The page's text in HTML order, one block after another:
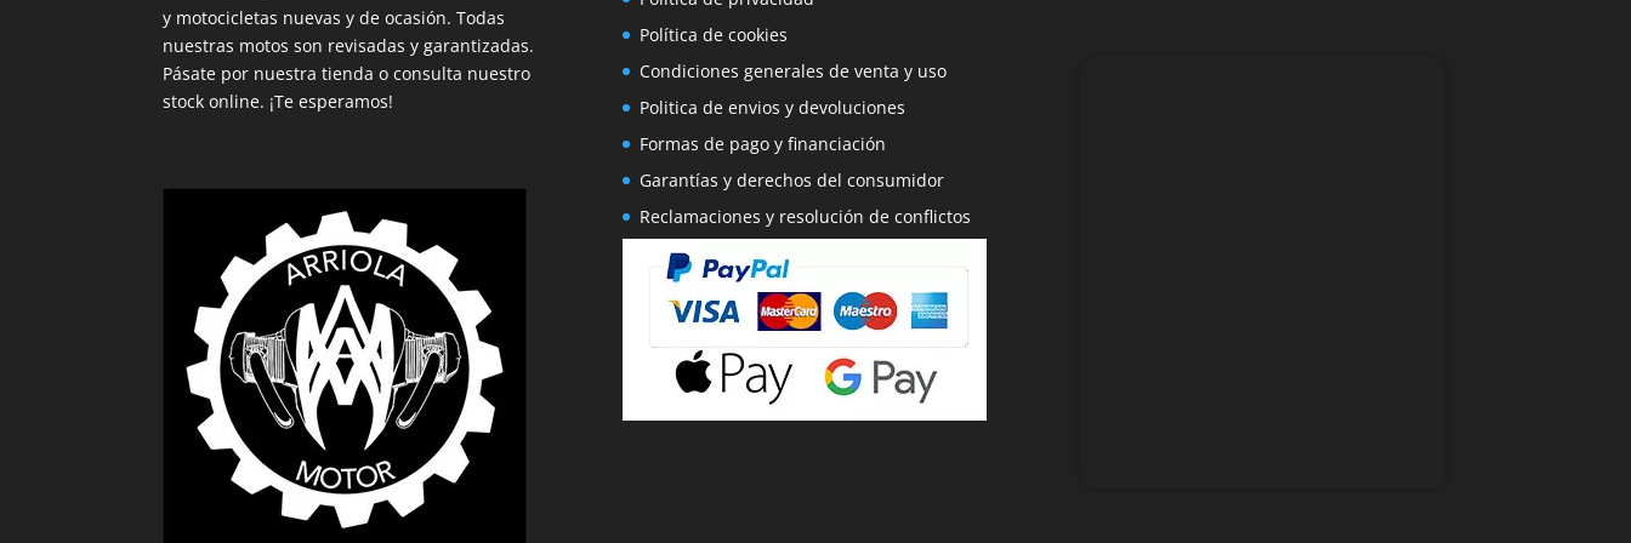
y motocicletas nuevas y de ocasión. Todas
nuestras motos son revisadas y garantizadas.
Pásate por nuestra tienda o consulta nuestro
stock online. ¡Te esperamos!
Política de cookies
Condiciones generales de venta y uso
Politica de envios y devoluciones
Formas de pago y financiación
Garantías y derechos del consumidor
Reclamaciones y resolución de conflictos